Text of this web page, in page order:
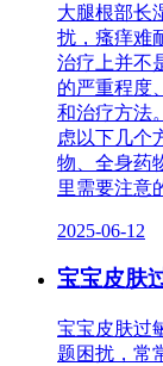
大腿根部长
扰，瘙痒难
治疗上并不
的严重程度
和治疗方法
虑以下几个
物、全身药
里需要注意
2025-06-12
宝宝皮肤
宝宝皮肤过
题困扰，常